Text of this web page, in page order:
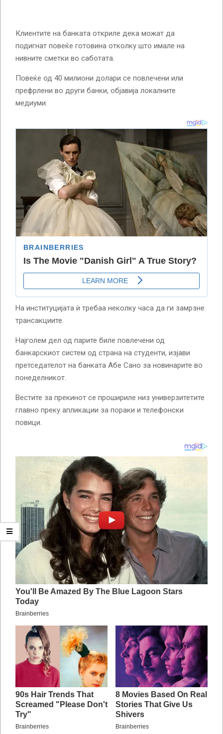
Клиентите на банката откриле дека можат да
подигнат повеќе готовина отколку што имале на
нивните сметки во саботата.
Повеќе од 40 милиони долари се повлечени или
префрлени во други банки, објавија локалните
медиуми.
На институцијата ѝ требаа неколку часа да ги замрзне
трансакциите.
Најголем дел од парите биле повлечени од
банкарскиот систем од страна на студенти, изјави
претседателот на банката Абе Сано за новинарите во
понеделникот.
Вестите за прекинот се прошириле низ универзитетите
главно преку апликации за пораки и телефонски
повици.